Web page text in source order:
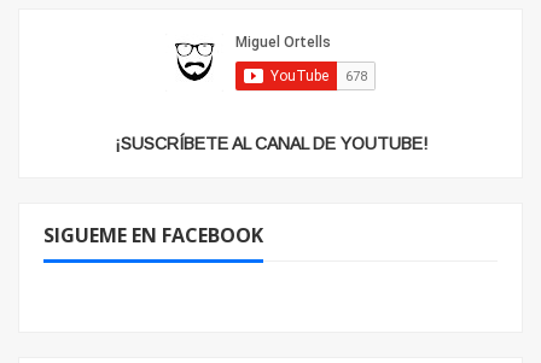
¡SUSCRÍBETE AL CANAL DE YOUTUBE!
SIGUEME EN FACEBOOK